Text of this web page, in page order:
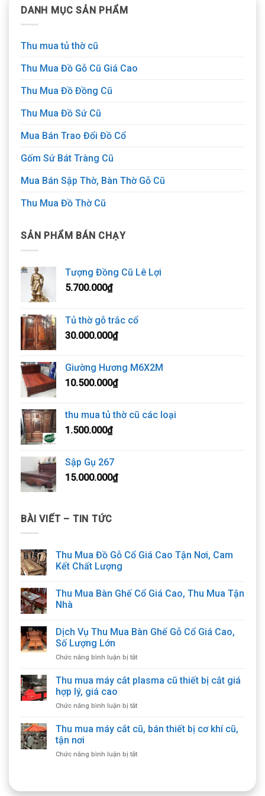
DANH MỤC SẢN PHẨM
Thu mua tủ thờ cũ
Thu Mua Đồ Gỗ Cũ Giá Cao
Thu Mua Đồ Đồng Cũ
Thu Mua Đồ Sứ Cũ
Mua Bán Trao Đổi Đồ Cổ
Gốm Sứ Bát Tràng Cũ
Mua Bán Sập Thờ, Bàn Thờ Gỗ Cũ
Thu Mua Đồ Thờ Cũ
SẢN PHẨM BÁN CHẠY
Tượng Đồng Cũ Lê Lợi
5.700.000₫
Tủ thờ gỗ trắc cổ
30.000.000₫
Giường Hương M6X2M
10.500.000₫
thu mua tủ thờ cũ các loại
1.500.000₫
Sập Gụ 267
15.000.000₫
BÀI VIẾT – TIN TỨC
Thu Mua Đồ Gỗ Cổ Giá Cao Tận Nơi, Cam
Kết Chất Lượng
Thu Mua Bàn Ghế Cổ Giá Cao, Thu Mua Tận
Nhà
Dịch Vụ Thu Mua Bàn Ghế Gỗ Cổ Giá Cao,
Số Lượng Lớn
Chức năng bình luận bị tắtở
Vụ
Bàn
Gỗ
Cao,
Thu mua máy cắt plasma cũ thiết bị cắt giá
hợp lý, giá cao
Chức năng bình luận bị tắtở
mua
máy
plasma
Thu mua máy cắt cũ, bán thiết bị cơ khí cũ,
tận nơi
Chức năng bình luận bị tắtở